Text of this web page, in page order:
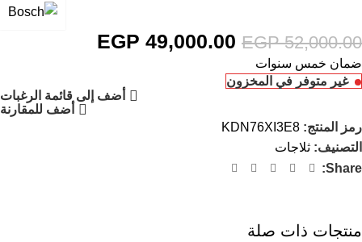
EGP52,000.00
EGP 49,000.00
ضمان خمس سنوات
غير متوفر في المخزون
أضف إلى قائمة الرغبات
أضف للمقارنة
رمز المنتج: KDN76XI3E8
التصنيف: ثلاجات
Share:
منتجات ذات صلة